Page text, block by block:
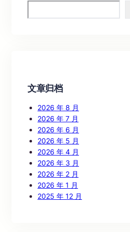
e
文章归档
2026 年 8 月
2026 年 7 月
2026 年 6 月
2026 年 5 月
2026 年 4 月
2026 年 3 月
2026 年 2 月
2026 年 1 月
2025 年 12 月